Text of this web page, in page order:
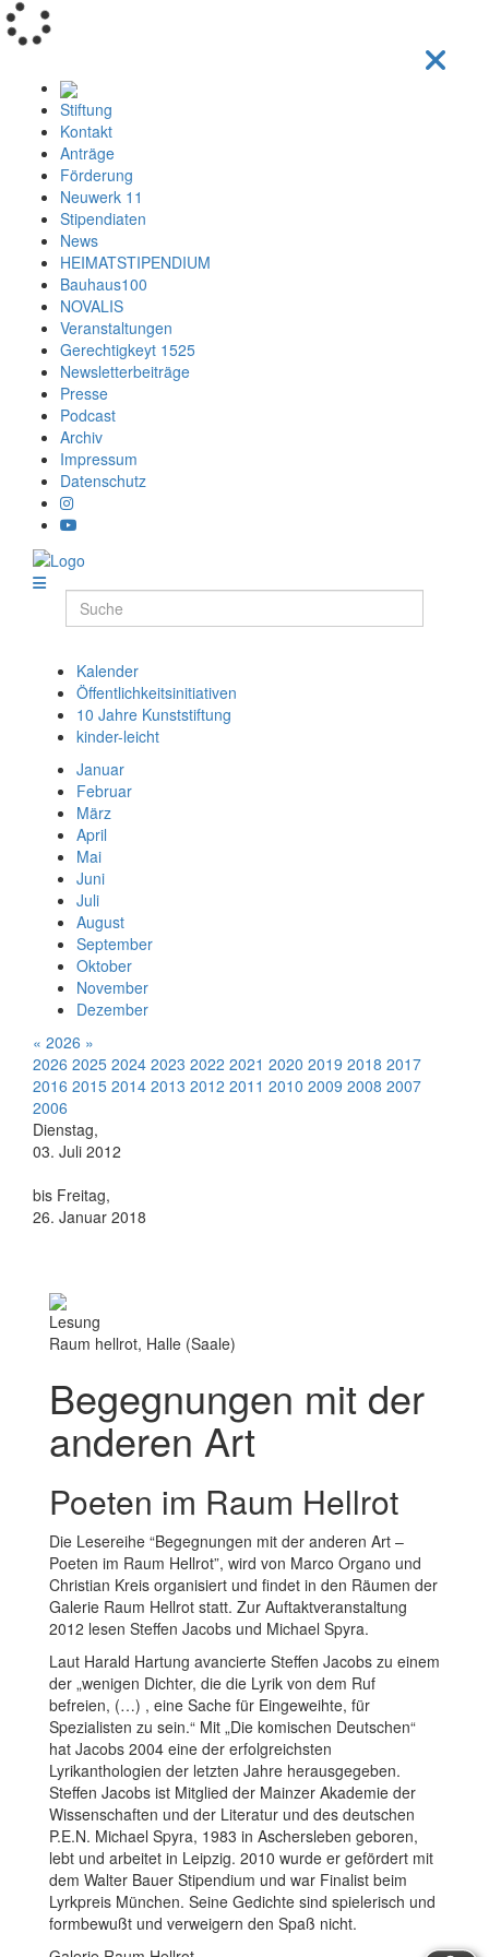
Stiftung
Kontakt
Anträge
Förderung
Neuwerk 11
Stipendiaten
News
HEIMATSTIPENDIUM
Bauhaus100
NOVALIS
Veranstaltungen
Gerechtigkeyt 1525
Newsletterbeiträge
Presse
Podcast
Archiv
Impressum
Datenschutz
Kalender
Öffentlichkeitsinitiativen
10 Jahre Kunststiftung
kinder-leicht
Januar
Februar
März
April
Mai
Juni
Juli
August
September
Oktober
November
Dezember
« 2026 »
2026 2025 2024 2023 2022 2021 2020 2019 2018 2017
2016 2015 2014 2013 2012 2011 2010 2009 2008 2007
2006
Dienstag,
03. Juli 2012
bis Freitag,
26. Januar 2018
Lesung
Raum hellrot, Halle (Saale)
Begegnungen mit der
anderen Art
Poeten im Raum Hellrot
Die Lesereihe “Begegnungen mit der anderen Art –
Poeten im Raum Hellrot”, wird von Marco Organo und
Christian Kreis organisiert und findet in den Räumen der
Galerie Raum Hellrot statt. Zur Auftaktveranstaltung
2012 lesen Steffen Jacobs und Michael Spyra.
Laut Harald Hartung avancierte Steffen Jacobs zu einem
der „wenigen Dichter, die die Lyrik von dem Ruf
befreien, (…) , eine Sache für Eingeweihte, für
Spezialisten zu sein.“ Mit „Die komischen Deutschen“
hat Jacobs 2004 eine der erfolgreichsten
Lyrikanthologien der letzten Jahre herausgegeben.
Steffen Jacobs ist Mitglied der Mainzer Akademie der
Wissenschaften und der Literatur und des deutschen
P.E.N. Michael Spyra, 1983 in Aschersleben geboren,
lebt und arbeitet in Leipzig. 2010 wurde er gefördert mit
dem Walter Bauer Stipendium und war Finalist beim
Lyrkpreis München. Seine Gedichte sind spielerisch und
formbewußt und verweigern den Spaß nicht.